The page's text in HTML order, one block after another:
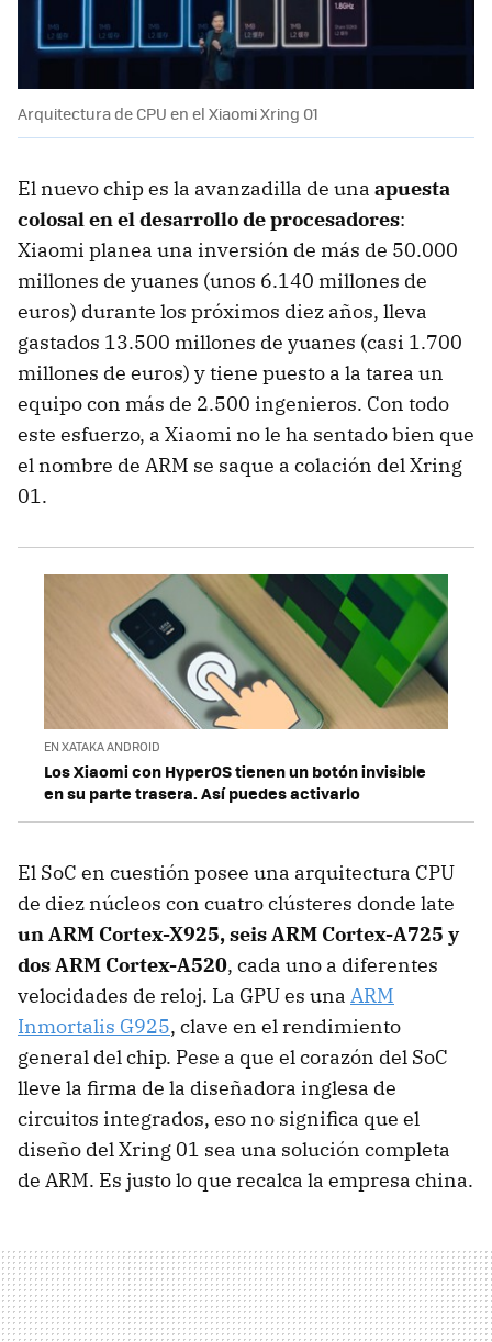
Arquitectura de CPU en el Xiaomi Xring 01
El nuevo chip es la avanzadilla de una apuesta
colosal en el desarrollo de procesadores:
Xiaomi planea una inversión de más de 50.000
millones de yuanes (unos 6.140 millones de
euros) durante los próximos diez años, lleva
gastados 13.500 millones de yuanes (casi 1.700
millones de euros) y tiene puesto a la tarea un
equipo con más de 2.500 ingenieros. Con todo
este esfuerzo, a Xiaomi no le ha sentado bien que
el nombre de ARM se saque a colación del Xring
01.
EN XATAKA ANDROID
Los Xiaomi con HyperOS tienen un botón invisible
en su parte trasera. Así puedes activarlo
El SoC en cuestión posee una arquitectura CPU
de diez núcleos con cuatro clústeres donde late
un ARM Cortex-X925, seis ARM Cortex-A725 y
dos ARM Cortex-A520, cada uno a diferentes
velocidades de reloj. La GPU es una ARM
Inmortalis G925, clave en el rendimiento
general del chip. Pese a que el corazón del SoC
lleve la firma de la diseñadora inglesa de
circuitos integrados, eso no significa que el
diseño del Xring 01 sea una solución completa
de ARM. Es justo lo que recalca la empresa china.